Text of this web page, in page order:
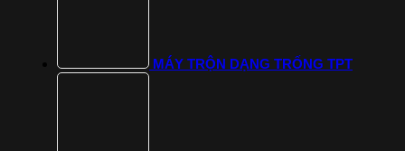
MÁY TRỘN DẠNG TRỐNG TPT